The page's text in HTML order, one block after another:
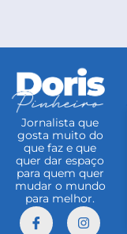
Jornalista que
gosta muito do
que faz e que
quer dar espaço
para quem quer
mudar o mundo
para melhor.